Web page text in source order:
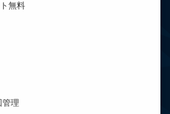
無料
理